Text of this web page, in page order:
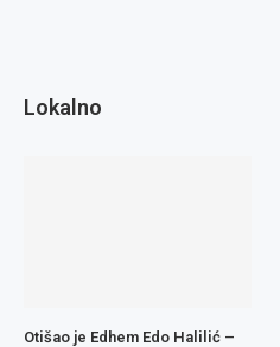
Lokalno
Otišao je Edhem Edo Halilić –